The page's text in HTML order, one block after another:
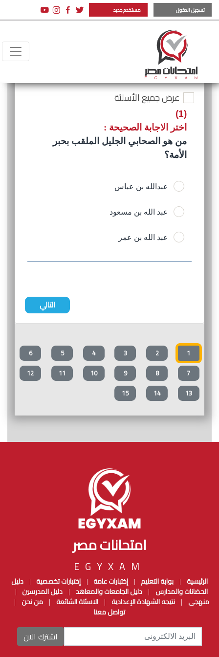
تسجيل الدخول مستخدم جديد
عرض جميع الأسلئة
(1)
اختر الاجابة الصحيحة :
من هو الصحابي الجليل الملقب بحبر
الأمة؟
عبدالله بن عباس
عبد الله بن مسعود
عبد الله بن عمر
التالي
1
2
3
4
5
6
7
8
9
10
11
12
13
14
15
امتحانات مصر
EGYXAM
الرئيسية بوابة التعليم إختبارات عامة إختبارات تخصصية
دليل
الحضانات والمدارس
دليل الجامعات والمعاهد دليل المدرسين
منهجى |نتيجه الشهادة الإعدادية الاسئلة الشائعة |من نحن
تواصل معنا
اشترك الان